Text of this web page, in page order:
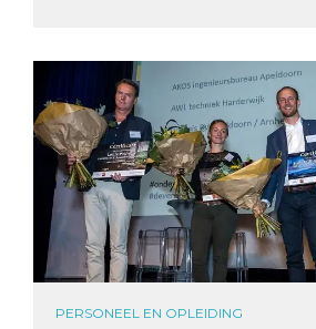
PERSONEEL EN OPLEIDING